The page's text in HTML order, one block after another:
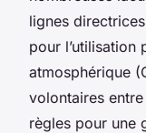
lignes
pour l’utilisation
atmosphérique
volontaires
règles pour une